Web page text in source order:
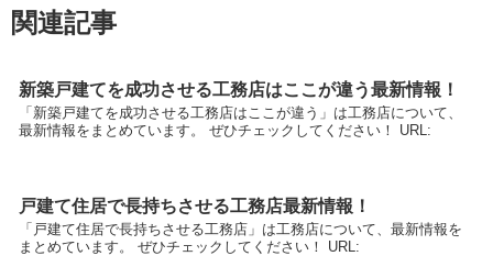
関連記事
新築戸建てを成功させる工務店はここが違う最新情報！
「新築戸建てを成功させる工務店はここが違う」は工務店について、
最新情報をまとめています。 ぜひチェックしてください！ URL:
戸建て住居で長持ちさせる工務店最新情報！
「戸建て住居で長持ちさせる工務店」は工務店について、最新情報を
まとめています。 ぜひチェックしてください！ URL: